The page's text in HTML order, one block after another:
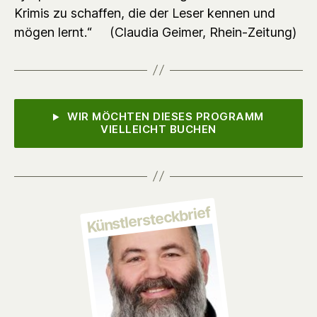
Krimis zu schaffen, die der Leser kennen und
mögen lernt.“ (Claudia Geimer, Rhein-Zeitung)
WIR MÖCHTEN DIESES PROGRAMM
VIELLEICHT BUCHEN
Künstlersteckbrief